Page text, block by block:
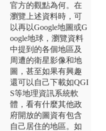
官方的觀點為何。在
瀏覽上述資料時，可
以再以Google地圖或G
oogle地球，瀏覽資料
中提到的各個地區及
周遭的衛星影像和地
圖，甚至如果有興趣
還可以自己下載如QGI
S等地理資訊系統軟
體，看有什麼其他政
府開放的圖資有包含
自己居住的地區。如